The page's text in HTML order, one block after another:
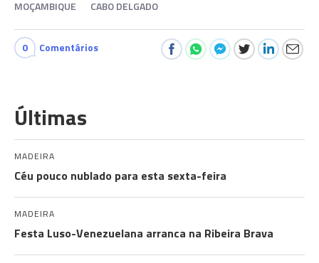
MOÇAMBIQUE CABO DELGADO
0 Comentários
Últimas
MADEIRA
Céu pouco nublado para esta sexta-feira
MADEIRA
Festa Luso-Venezuelana arranca na Ribeira Brava